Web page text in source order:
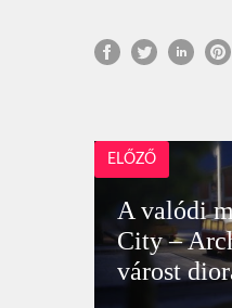
ELŐZŐ
A valódi
City –
várost